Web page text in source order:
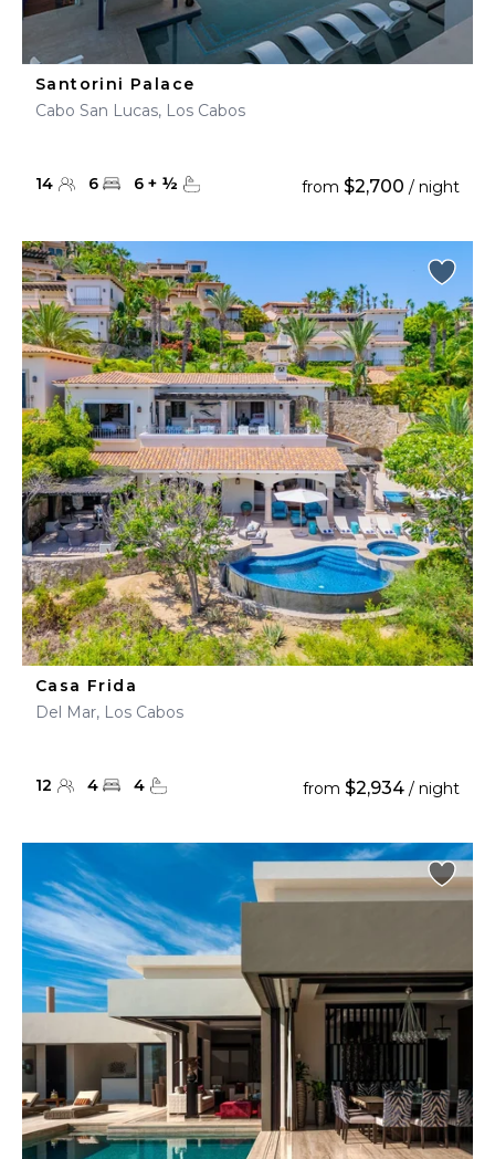
Santorini Palace
Cabo San Lucas, Los Cabos
14 6 6 + ½ from $2,700 / night
Casa Frida
Del Mar, Los Cabos
12 4 4 from $2,934 / night